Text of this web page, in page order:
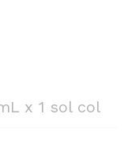
x 1 sol col